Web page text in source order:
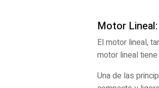
Motor
El motor lineal,
motor lineal
Una de las